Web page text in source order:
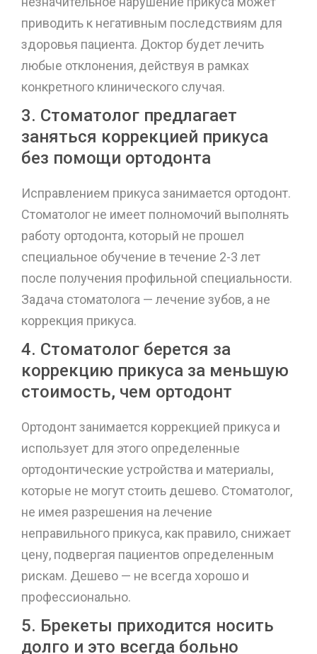
приводить к негативным последствиям для
здоровья пациента. Доктор будет лечить
любые отклонения, действуя в рамках
конкретного клинического случая.
3. Стоматолог предлагает
заняться коррекцией прикуса
без помощи ортодонта
Исправлением прикуса занимается ортодонт.
Стоматолог не имеет полномочий выполнять
работу ортодонта, который не прошел
специальное обучение в течение 2-3 лет
после получения профильной специальности.
Задача стоматолога — лечение зубов, а не
коррекция прикуса.
4. Стоматолог берется за
коррекцию прикуса за меньшую
стоимость, чем ортодонт
Ортодонт занимается коррекцией прикуса и
использует для этого определенные
ортодонтические устройства и материалы,
которые не могут стоить дешево. Стоматолог,
не имея разрешения на лечение
неправильного прикуса, как правило, снижает
цену, подвергая пациентов определенным
рискам. Дешево — не всегда хорошо и
профессионально.
5. Брекеты приходится носить
долго и это всегда больно